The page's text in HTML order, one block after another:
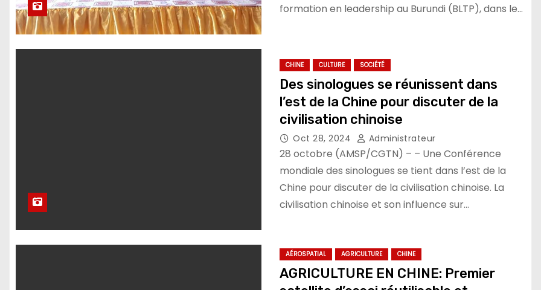
formation en leadership au Burundi (BLTP), dans le…
CHINE CULTURE SOCIÉTÉ
Des sinologues se réunissent dans
l’est de la Chine pour discuter de la
civilisation chinoise
Oct 28, 2024 Administrateur
28 octobre (AMSP/CGTN) – – Une Conférence
mondiale des sinologues se tient dans l’est de la
Chine pour discuter de la civilisation chinoise. La
civilisation chinoise et son influence sur…
AÉROSPATIAL AGRICULTURE CHINE
AGRICULTURE EN CHINE: Premier